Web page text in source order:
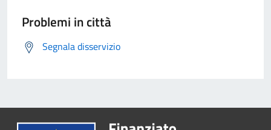
Problemi in città
Segnala disservizio